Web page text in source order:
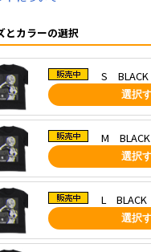
とカラーの選択
S BLACK
選択
M BLACK
選択
L BLACK
選択